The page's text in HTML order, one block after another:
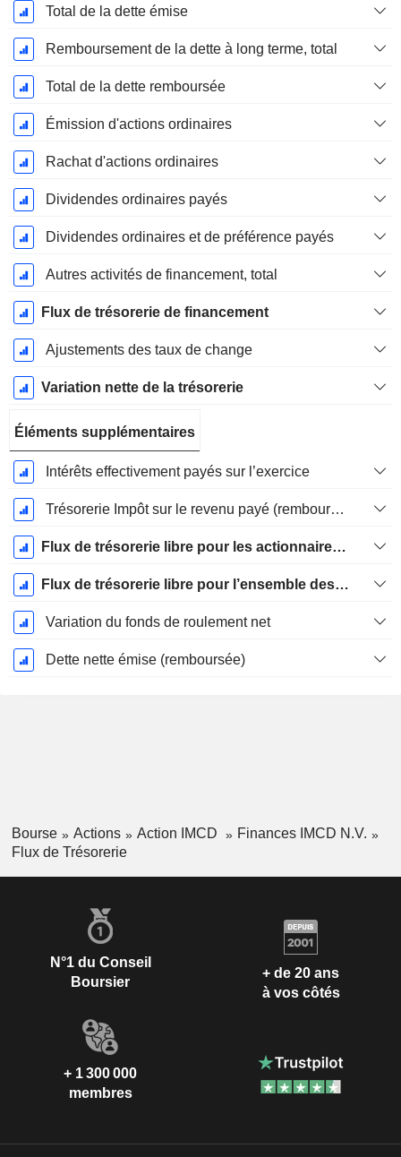
Total de la dette émise
Remboursement de la dette à long terme, total
Total de la dette remboursée
Émission d'actions ordinaires
Rachat d'actions ordinaires
Dividendes ordinaires payés
Dividendes ordinaires et de préférence payés
Autres activités de financement, total
Flux de trésorerie de financement
Ajustements des taux de change
Variation nette de la trésorerie
Éléments supplémentaires
Intérêts effectivement payés sur l’exercice
Trésorerie Impôt sur le revenu payé (remboursement)Impôt effectivement payé (remboursé) sur l’exercice
Flux de trésorerie libre pour les actionnaires FCFE
Flux de trésorerie libre pour l’ensemble des pourvoyeurs de fonds (créanciers et actionnaires) FCFF
Variation du fonds de roulement net
Dette nette émise (remboursée)
Bourse Actions Action IMCD
Finances IMCD N.V.
Flux de Trésorerie
N°1 du Conseil
Boursier
+ de 20 ans
à vos côtés
+ 1 300 000
membres